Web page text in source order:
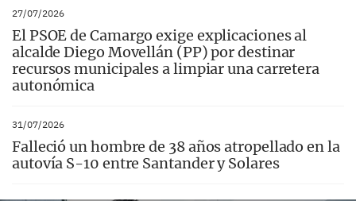
27/07/2026
El PSOE de Camargo exige explicaciones al
alcalde Diego Movellán (PP) por destinar
recursos municipales a limpiar una carretera
autonómica
31/07/2026
Falleció un hombre de 38 años atropellado en la
autovía S-10 entre Santander y Solares